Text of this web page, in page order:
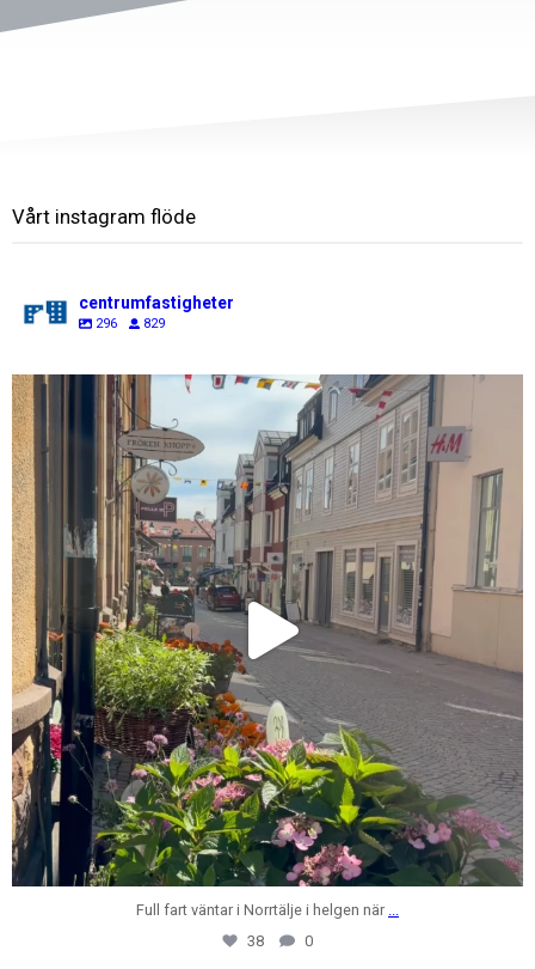
Vårt instagram flöde
centrumfastigheter
296 829
centrumfastigheter
Jul 31
Full fart väntar i Norrtälje i helgen när
38
0